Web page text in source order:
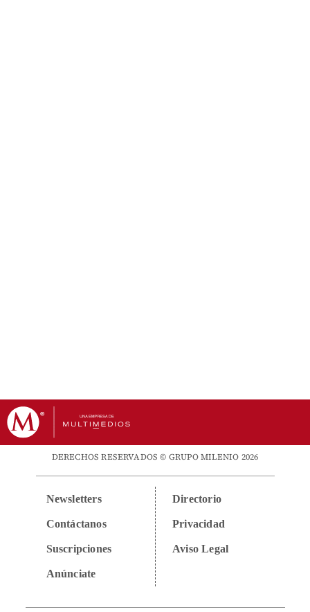
DERECHOS RESERVADOS © GRUPO MILENIO 2026
Newsletters
Contáctanos
Suscripciones
Anúnciate
Directorio
Privacidad
Aviso Legal